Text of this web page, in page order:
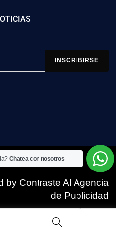
2025 SIMEX
by Contraste AI Agencia
de Publicidad
Chatea con nosotros